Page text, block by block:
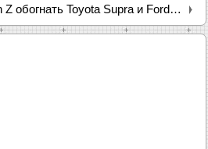
Сможет ли новый Nissan Z обогнать Toyota Supra и Ford Mustang Mach 1?